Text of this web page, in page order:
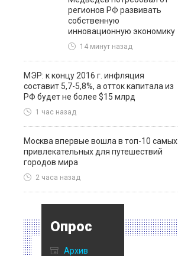
регионов РФ развивать
собственную
инновационную экономику
14 минут назад
МЭР: к концу 2016 г. инфляция
составит 5,7-5,8%, а отток капитала из
РФ будет не более $15 млрд
1 час назад
Москва впервые вошла в топ-10 самых
привлекательных для путешествий
городов мира
2 часа назад
Опрос
Архив